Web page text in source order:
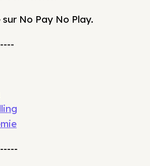
No Pay No Play.